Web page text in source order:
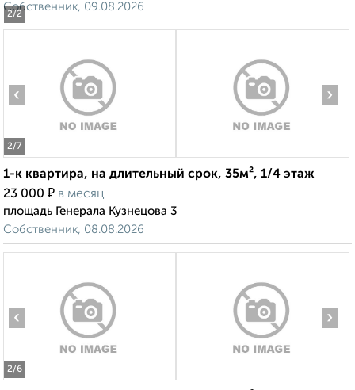
2/2
Собственник, 09.08.2026
2/7
‹ ›
1-к квартира, на длительный срок, 35м², 1/4 этаж
23 000 ₽ в месяц
площадь Генерала Кузнецова 3
Собственник, 08.08.2026
2/6
‹ ›